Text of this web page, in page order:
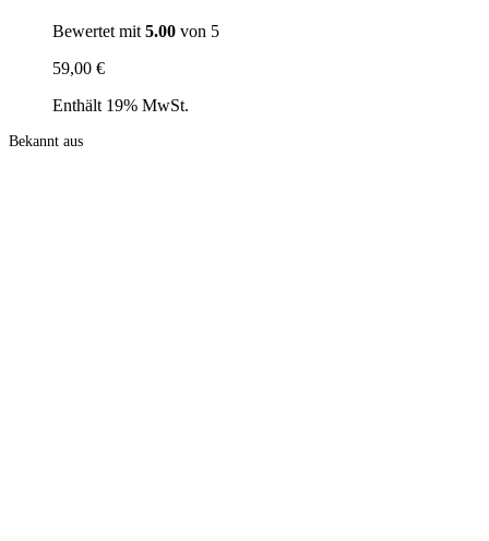
Bewertet mit 5.00 von 5
59,00 €
Enthält 19% MwSt.
Bekannt aus